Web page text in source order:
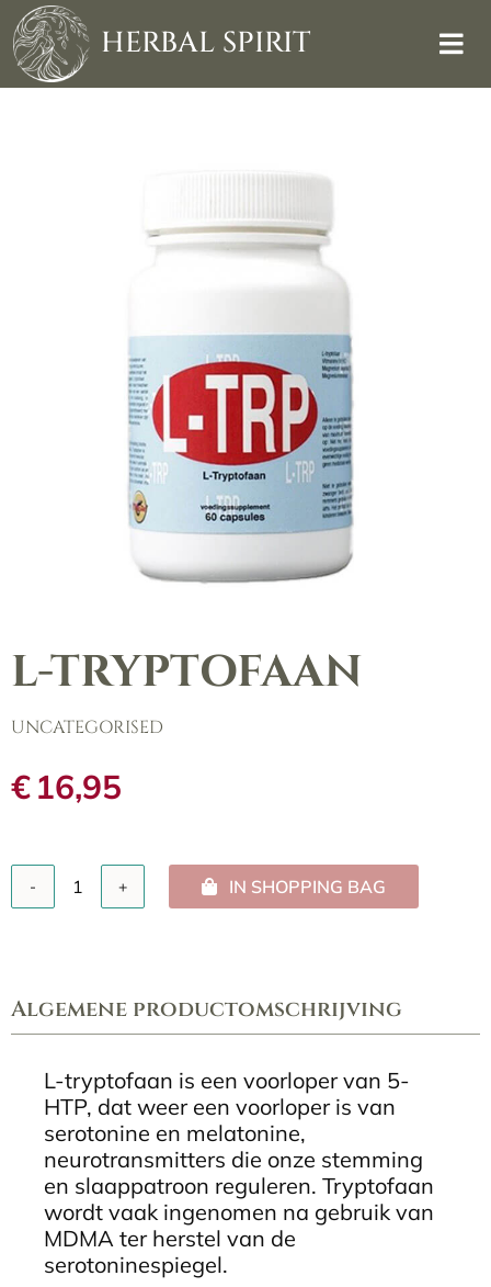
Skip
to
content
HERBAL SPIRIT
L-TRYPTOFAAN
UNCATEGORISED
€16,95
L-
IN SHOPPING BAG
Algemene productomschrijving
L-tryptofaan is een voorloper van 5-
HTP, dat weer een voorloper is van
serotonine en melatonine,
neurotransmitters die onze stemming
en slaappatroon reguleren. Tryptofaan
wordt vaak ingenomen na gebruik van
MDMA ter herstel van de
serotoninespiegel.